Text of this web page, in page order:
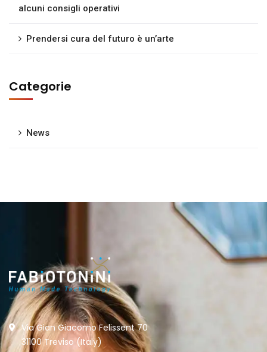
alcuni consigli operativi
Prendersi cura del futuro è un’arte
Categorie
News
Via Gian Giacomo Felissent 70
31100 Treviso (Italy)